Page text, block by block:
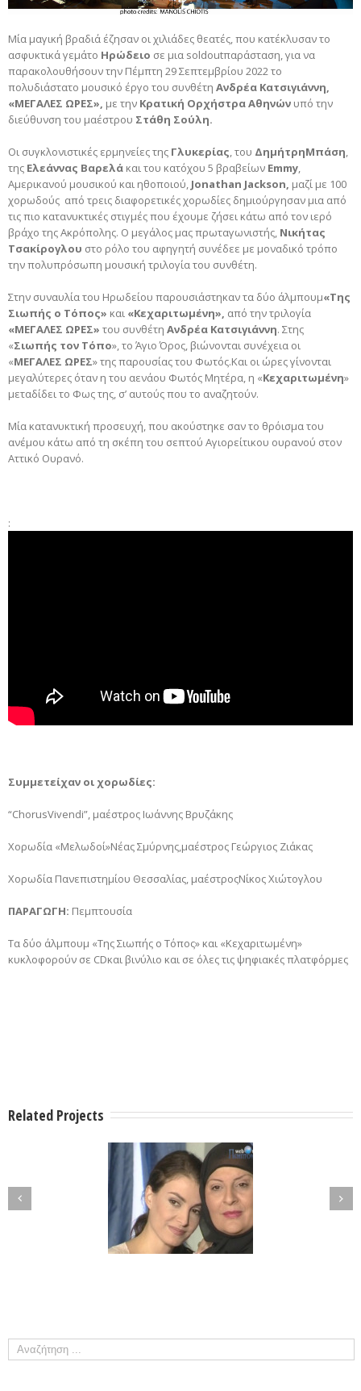
Μία μαγική βραδιά έζησαν οι χιλιάδες θεατές, που κατέκλυσαν το
ασφυκτικά γεμάτο Ηρώδειο σε μια soldoutπαράσταση, για να
παρακολουθήσουν την Πέμπτη 29 Σεπτεμβρίου 2022 το
πολυδιάστατο μουσικό έργο του συνθέτη Ανδρέα Κατσιγιάννη,
«ΜΕΓΑΛΕΣ ΩΡΕΣ», με την Κρατική Ορχήστρα Αθηνών υπό την
διεύθυνση του μαέστρου Στάθη Σούλη.
Οι συγκλονιστικές ερμηνείες της Γλυκερίας, του ΔημήτρηΜπάση,
της Ελεάννας Βαρελά και του κατόχου 5 βραβείων Emmy,
Αμερικανού μουσικού και ηθοποιού, Jonathan Jackson, μαζί με 100
χορωδούς από τρεις διαφορετικές χορωδίες δημιούργησαν μια από
τις πιο κατανυκτικές στιγμές που έχουμε ζήσει κάτω από τον ιερό
βράχο της Ακρόπολης. Ο μεγάλος μας πρωταγωνιστής, Νικήτας
Τσακίρογλου στο ρόλο του αφηγητή συνέδεε με μοναδικό τρόπο
την πολυπρόσωπη μουσική τριλογία του συνθέτη.
Στην συναυλία του Ηρωδείου παρουσιάστηκαν τα δύο άλμπουμ«Της
Σιωπής ο Τόπος» και «Κεχαριτωμένη», από την τριλογία
«ΜΕΓΑΛΕΣ ΩΡΕΣ» του συνθέτη Ανδρέα Κατσιγιάννη. Στης
«Σιωπής τον Τόπο», το Άγιο Όρος, βιώνονται συνέχεια οι
«ΜΕΓΑΛΕΣ ΩΡΕΣ» της παρουσίας του Φωτός.Και οι ώρες γίνονται
μεγαλύτερες όταν η του αενάου Φωτός Μητέρα, η «Κεχαριτωμένη»
μεταδίδει το Φως της, σ’ αυτούς που το αναζητούν.
Μία κατανυκτική προσευχή, που ακούστηκε σαν το θρόισμα του
ανέμου κάτω από τη σκέπη του σεπτού Αγιορείτικου ουρανού στον
Αττικό Ουρανό.
:
Συμμετείχαν οι χορωδίες:
“ChorusVivendi”, μαέστρος Ιωάννης Βρυζάκης
Χορωδία «Μελωδοί»Νέας Σμύρνης,μαέστρος Γεώργιος Ζιάκας
Χορωδία Πανεπιστημίου Θεσσαλίας, μαέστροςΝίκος Χιώτογλου
ΠΑΡΑΓΩΓΗ: Πεμπτουσία
Τα δύο άλμπουμ «Της Σιωπής ο Τόπος» και «Κεχαριτωμένη»
κυκλοφορούν σε CDκαι βινύλιο και σε όλες τις ψηφιακές πλατφόρμες
Related Projects